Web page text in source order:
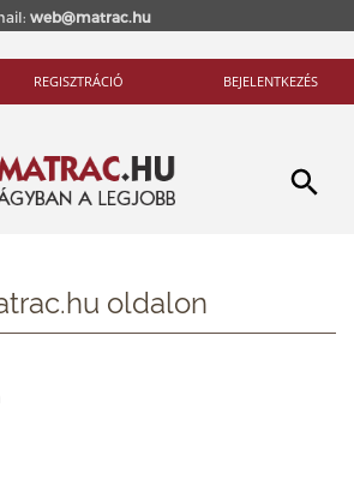
web@matrac.hu
REGISZTRÁCIÓ BEJELENTKEZÉS
oldalon